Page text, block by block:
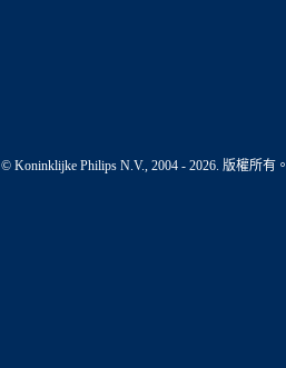
© Koninklijke Philips N.V., 2004 - 2026. 版權所有。